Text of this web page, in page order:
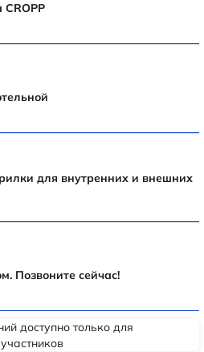
для внутренних и внешних
Позвоните сейчас!
доступно только для